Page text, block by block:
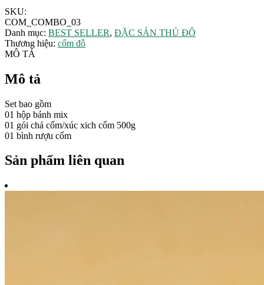
SKU:
COM_COMBO_03
Danh mục: BEST SELLER, ĐẶC SẢN THỦ ĐÔ
Thương hiệu: cốm đỗ
MÔ TẢ
Mô tả
Set bao gồm
01 hộp bánh mix
01 gói chả cốm/xúc xich cốm 500g
01 bình rượu cốm
Sản phẩm liên quan